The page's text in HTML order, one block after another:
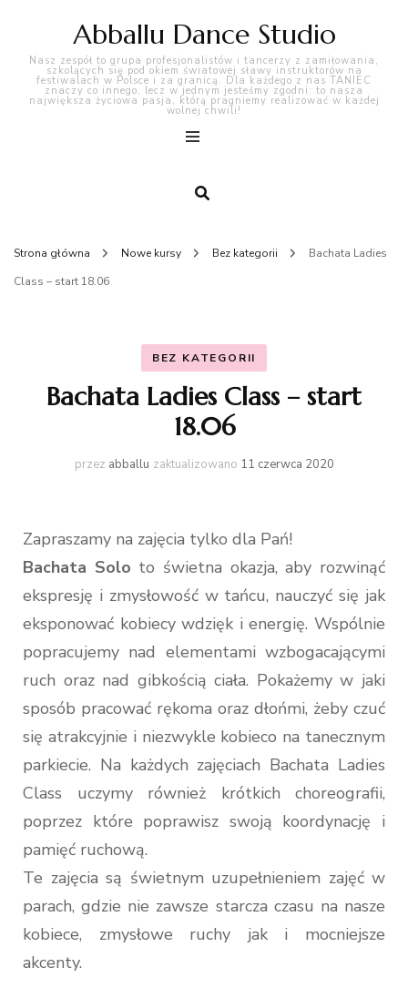
Abballu Dance Studio
Nasz zespół to grupa profesjonalistów i tancerzy z zamiłowania,
szkolących się pod okiem światowej sławy instruktorów na
festiwalach w Polsce i za granicą. Dla każdego z nas TANIEC
znaczy co innego, lecz w jednym jesteśmy zgodni: to nasza
największa życiowa pasja, którą pragniemy realizować w każdej
wolnej chwili!
Strona główna Nowe kursy Bez kategorii
Bachata Ladies
Class – start 18.06
BEZ KATEGORII
Bachata Ladies Class – start
18.06
przez abballu zaktualizowano 11 czerwca 2020
Zapraszamy na zajęcia tylko dla Pań!
Bachata Solo to świetna okazja, aby rozwinąć
ekspresję i zmysłowość w tańcu, nauczyć się jak
eksponować kobiecy wdzięk i energię. Wspólnie
popracujemy nad elementami wzbogacającymi
ruch oraz nad gibkością ciała. Pokażemy w jaki
sposób pracować rękoma oraz dłońmi, żeby czuć
się atrakcyjnie i niezwykle kobieco na tanecznym
parkiecie. Na każdych zajęciach Bachata Ladies
Class uczymy również krótkich choreografii,
poprzez które poprawisz swoją koordynację i
pamięć ruchową.
Te zajęcia są świetnym uzupełnieniem zajęć w
parach, gdzie nie zawsze starcza czasu na nasze
kobiece, zmysłowe ruchy jak i mocniejsze
akcenty.